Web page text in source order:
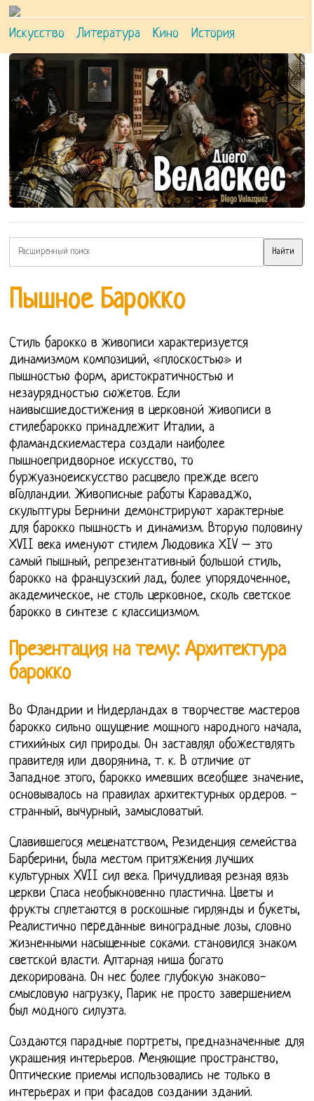
Искусство Литература Кино История
Пышное Барокко
Стиль барокко в живописи характеризуется
динамизмом композиций, «плоскостью» и
пышностью форм, аристократичностью и
незаурядностью сюжетов. Если
наивысшиедостижения в церковной живописи в
стилебарокко принадлежит Италии, а
фламандскиемастера создали наиболее
пышноепридворное искусство, то
буржуазноеискусство расцвело прежде всего
вГолландии. Живописные работы Караваджо,
скульптуры Бернини демонстрируют характерные
для барокко пышность и динамизм. Вторую половину
ХVII века именуют стилем Людовика ХIV – это
самый пышный, репрезентативный большой стиль,
барокко на французский лад, более упорядоченное,
академическое, не столь церковное, сколь светское
барокко в синтезе с классицизмом.
Презентация на тему: Архитектура
барокко
Во Фландрии и Нидерландах в творчестве мастеров
барокко сильно ощущение мощного народного начала,
стихийных сил природы. Он заставлял обожествлять
правителя или дворянина, т. к. В отличие от
Западное этого, барокко имевших всеобщее значение,
основывалось на правилах архитектурных ордеров. -
странный, вычурный, замысловатый.
Славившегося меценатством, Резиденция семейства
Барберини, была местом притяжения лучших
культурных XVII сил века. Причудливая резная вязь
церкви Спаса необыкновенно пластична. Цветы и
фрукты сплетаются в роскошные гирлянды и букеты,
Реалистично пepeдaнные виноградные лозы, словно
жизненными насыщенные соками. становился знаком
светской власти. Алтарная ниша богато
декорирована. Он нес более глубокую знаково-
смысловую нагрузку, Парик не просто завершением
был модного силуэта.
Создаются парадные портреты, предназначенные для
украшения интерьеров. Меняющие пространство,
Оптические приемы использовались не только в
интерьерах и при фасадов создании зданий.